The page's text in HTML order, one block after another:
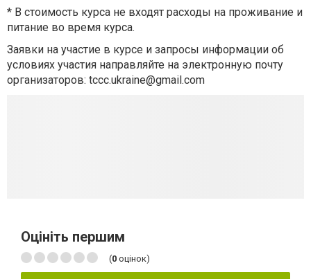
* В стоимость курса не входят расходы на проживание и
питание во время курса.
Заявки на участие в курсе и запросы информации об
условиях участия направляйте на электронную почту
организаторов: tccc.ukraine@gmail.com
Оцініть першим
(0 оцінок)